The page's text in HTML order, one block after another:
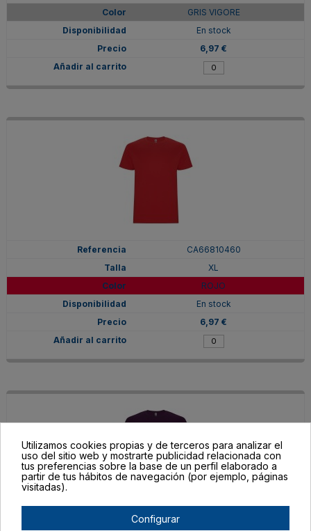
GRIS VIGORE
En stock
6,97 €
CA66810460
XL
ROJO
En stock
6,97 €
Utilizamos cookies propias y de terceros para analizar el
uso del sitio web y mostrarte publicidad relacionada con
tus preferencias sobre la base de un perfil elaborado a
partir de tus hábitos de navegación (por ejemplo, páginas
visitadas).
Configurar